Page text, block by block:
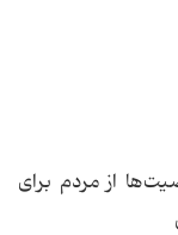
از مردم برای